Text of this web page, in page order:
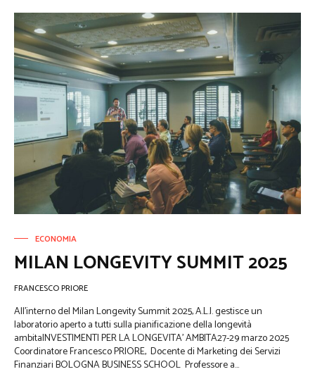
ECONOMIA
MILAN LONGEVITY SUMMIT 2025
FRANCESCO PRIORE
All’interno del Milan Longevity Summit 2025, A.L.I. gestisce un
laboratorio aperto a tutti sulla pianificazione della longevità
ambitaINVESTIMENTI PER LA LONGEVITA’ AMBITA27-29 marzo 2025
Coordinatore Francesco PRIORE, Docente di Marketing dei Servizi
Finanziari BOLOGNA BUSINESS SCHOOL Professore a...